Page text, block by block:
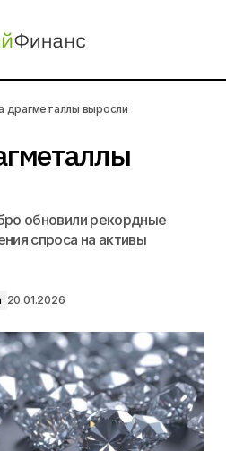
драгметаллы выросли
обновили рекордные
спроса на активы
20.01.2026